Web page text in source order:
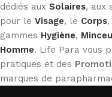
dédiés aux Solaires, aux
pour le Visage, le Corps
gammes Hygiène,
Homme. Life Para vous
pratiques et des
marques de